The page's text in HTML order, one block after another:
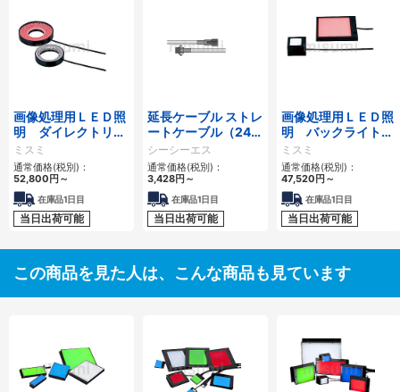
画像処理用ＬＥＤ照
明 ダイレクトリン
グタイプ
ミスミ
通常価格(税別)：
52,800 円 ～
在庫品1日目
当日出荷可能
延長ケーブル ストレ
ートケーブル（24V
用／HLV用） FCBシ
リーズ
シーシーエス
通常価格(税別)：
3,428円 ～
在庫品1日目
当日出荷可能
画像処理用ＬＥＤ照
明 バックライトタ
イプ
ミスミ
通常価格(税別)：
47,520 円 ～
在庫品1日目
当日出荷可能
この商品を見た人は、こんな商品も見ています